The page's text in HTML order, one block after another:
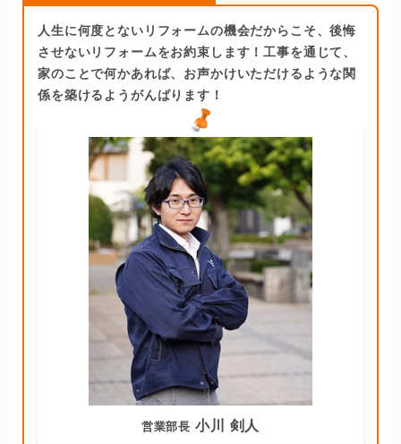
人生に何度とないリフォームの機会だからこそ、後悔
させないリフォームをお約束します！工事を通じて、
家のことで何かあれば、お声かけいただけるような関
係を築けるようがんばります！
営業部長 小川 剣人